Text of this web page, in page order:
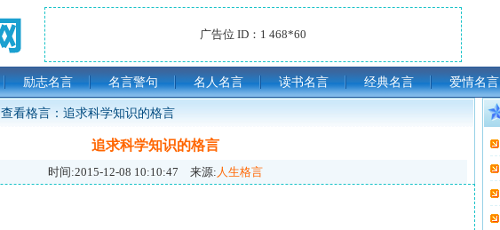
广告位 ID：1 468*60
励志名言 名言警句 名人名言 读书名言 经典名言 爱情名言
查看格言：追求科学知识的格言
追求科学知识的格言
时间:2015-12-08 10:10:47 来源: 人生格言